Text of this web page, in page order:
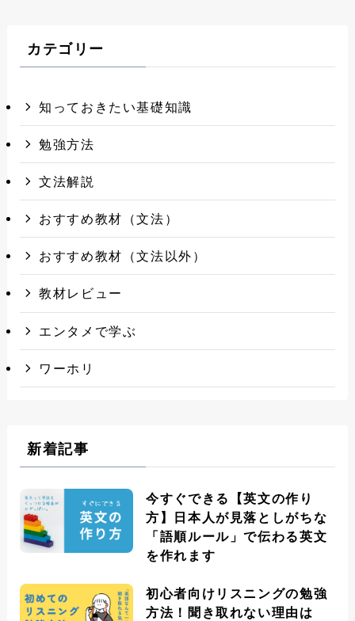
カテゴリー
知っておきたい基礎知識
勉強方法
文法解説
おすすめ教材（文法）
おすすめ教材（文法以外）
教材レビュー
エンタメで学ぶ
ワーホリ
新着記事
今すぐできる【英文の作り
方】日本人が見落としがちな
「語順ルール」で伝わる英文
を作れます
初心者向けリスニングの勉強
方法！聞き取れない理由は